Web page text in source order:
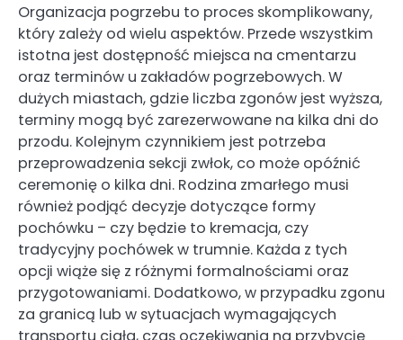
Organizacja pogrzebu to proces skomplikowany,
który zależy od wielu aspektów. Przede wszystkim
istotna jest dostępność miejsca na cmentarzu
oraz terminów u zakładów pogrzebowych. W
dużych miastach, gdzie liczba zgonów jest wyższa,
terminy mogą być zarezerwowane na kilka dni do
przodu. Kolejnym czynnikiem jest potrzeba
przeprowadzenia sekcji zwłok, co może opóźnić
ceremonię o kilka dni. Rodzina zmarłego musi
również podjąć decyzje dotyczące formy
pochówku – czy będzie to kremacja, czy
tradycyjny pochówek w trumnie. Każda z tych
opcji wiąże się z różnymi formalnościami oraz
przygotowaniami. Dodatkowo, w przypadku zgonu
za granicą lub w sytuacjach wymagających
transportu ciała, czas oczekiwania na przybycie